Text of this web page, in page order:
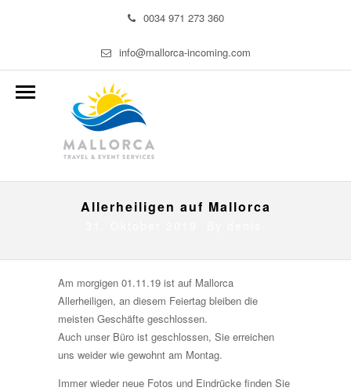
0034 971 273 360
info@mallorca-incoming.com
Allerheiligen auf Mallorca
Am morgigen 01.11.19 ist auf Mallorca
Allerheiligen, an diesem Feiertag bleiben die
meisten Geschäfte geschlossen.
Auch unser Büro ist geschlossen, Sie erreichen
uns weider wie gewohnt am Montag.
Immer wieder neue Fotos und Eindrücke finden Sie